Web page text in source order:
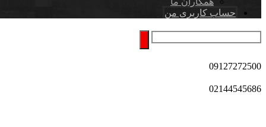
حساب کاربری من
09127272500
02144545686